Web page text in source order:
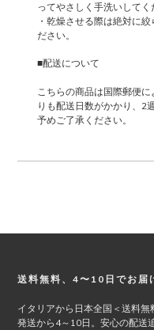
ってやさしく手洗いしてく
・乾燥させる際は絶対に
ださい。
■配送について
こちらの商品は国際郵便
りも配送日数がかかり、2
予めご了承ください。
Footer
送料無料、4〜10日でお届
イタリアから日本全国＜送料
発送から4～10日。安心の配送